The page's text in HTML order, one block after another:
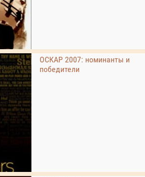
ОСКАР 2007: номинанты и
победители